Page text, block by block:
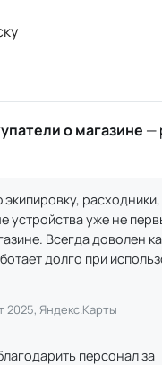
о магазине —
расходники,
устройства уже не
Всегда доволен
долго при
2025, Яндекс.Карты
персонал за